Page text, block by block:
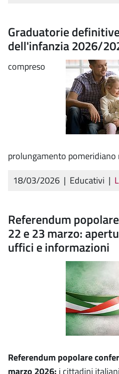
Graduatorie
dell'infanzia 2026/
compreso
prolungamento
18/03/2026 | Educativi |
Referendum
22 e 23 marzo:
uffici e informazioni
Referendum popolare
marzo 2026: i cittadini